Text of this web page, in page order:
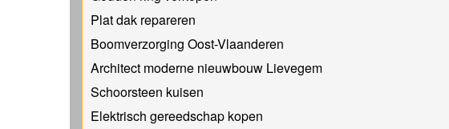
Plat dak repareren
Boomverzorging Oost-Vlaanderen
Architect moderne nieuwbouw Lievegem
Schoorsteen kuisen
Elektrisch gereedschap kopen